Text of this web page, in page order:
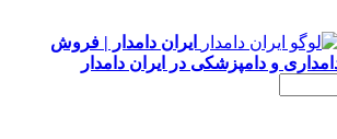
ایران دامدار | فروش
و دامپزشکی در ایران دامدار